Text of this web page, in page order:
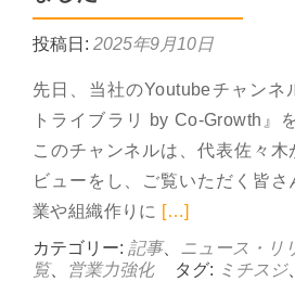
投稿日: 2025年9月10日
先日、当社のYoutubeチャンネ
トライブラリ by Co-Growth』
このチャンネルは、代表佐々木
ビューをし、ご覧いただく皆
業や組織作りに Read more
[…]
カテゴリー: 記事、 ニュース・リ
覧、 営業力強化 タグ: ミチスジ、